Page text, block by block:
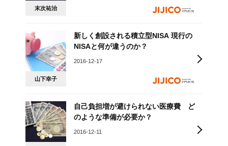
末次祐治
山下幸子
新しく創設される積立型NISA 現行の
NISAと何が違うのか？
2016-12-17
自己負担増が避けられない医療費 ど
のような準備が必要か？
2016-12-11